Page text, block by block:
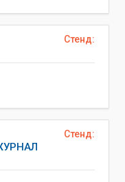
Стенд:
Стенд: